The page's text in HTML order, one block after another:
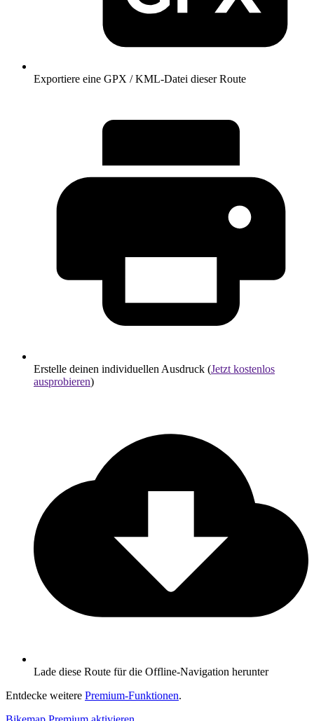
Exportiere eine GPX / KML-Datei dieser Route
Erstelle deinen individuellen Ausdruck (Jetzt kostenlos
ausprobieren)
Lade diese Route für die Offline-Navigation herunter
Entdecke weitere Premium-Funktionen.